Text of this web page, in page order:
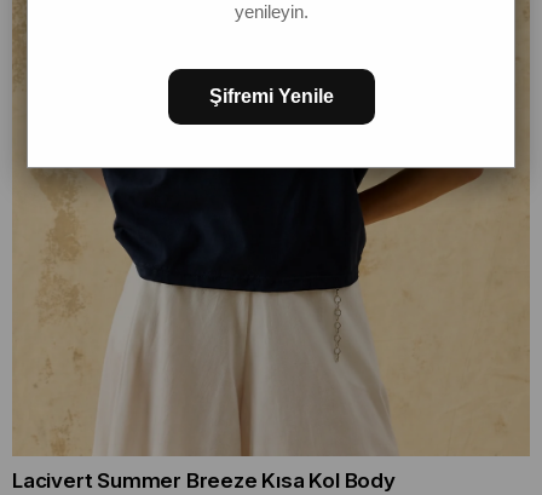
Lacivert Summer Breeze Kısa Kol Body
yenileyin.
Şifremi Yenile